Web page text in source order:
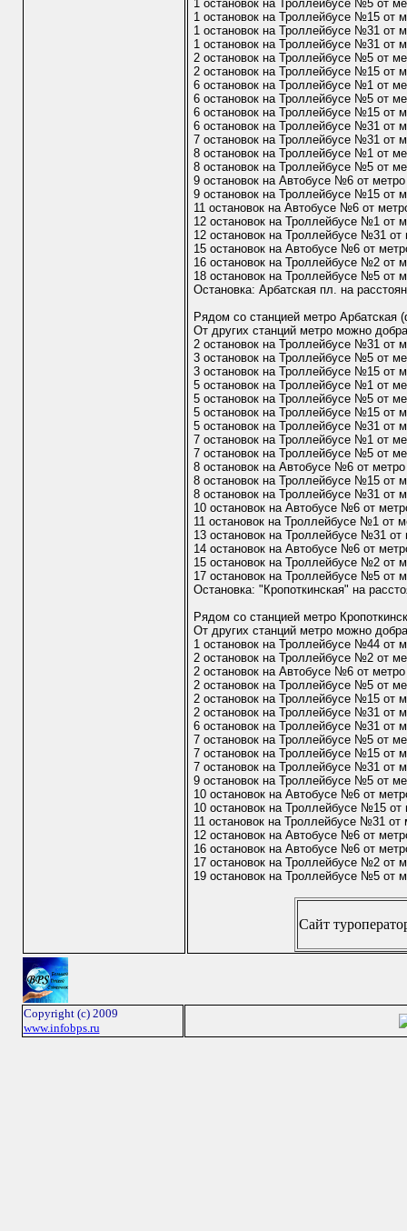
1 остановок на Троллейбусе №5 от
1 остановок на Троллейбусе №15 от
1 остановок на Троллейбусе №31 от
1 остановок на Троллейбусе №31 от
2 остановок на Троллейбусе №5 от
2 остановок на Троллейбусе №15 от
6 остановок на Троллейбусе №1 от
6 остановок на Троллейбусе №5 от
6 остановок на Троллейбусе №15 от
6 остановок на Троллейбусе №31 от
7 остановок на Троллейбусе №31 от
8 остановок на Троллейбусе №1 от
8 остановок на Троллейбусе №5 от
9 остановок на Автобусе №6 от метро
9 остановок на Троллейбусе №15 от
11 остановок на Автобусе №6 от
12 остановок на Троллейбусе №1 от
12 остановок на Троллейбусе №31
15 остановок на Автобусе №6 от
16 остановок на Троллейбусе №2 от
18 остановок на Троллейбусе №5 от
Остановка: Арбатская пл. на
Рядом со станцией метро Арбатская
От других станций метро можно
2 остановок на Троллейбусе №31 от
3 остановок на Троллейбусе №5 от
3 остановок на Троллейбусе №15 от
5 остановок на Троллейбусе №1 от
5 остановок на Троллейбусе №5 от
5 остановок на Троллейбусе №15 от
5 остановок на Троллейбусе №31 от
7 остановок на Троллейбусе №1 от
7 остановок на Троллейбусе №5 от
8 остановок на Автобусе №6 от метро
8 остановок на Троллейбусе №15 от
8 остановок на Троллейбусе №31 от
10 остановок на Автобусе №6 от
11 остановок на Троллейбусе №1 от
13 остановок на Троллейбусе №31
14 остановок на Автобусе №6 от
15 остановок на Троллейбусе №2 от
17 остановок на Троллейбусе №5 от
Остановка: "Кропоткинская" на
Рядом со станцией метро
От других станций метро можно
1 остановок на Троллейбусе №44 от
2 остановок на Троллейбусе №2 от
2 остановок на Автобусе №6 от
2 остановок на Троллейбусе №5 от
2 остановок на Троллейбусе №15 от
2 остановок на Троллейбусе №31 от
6 остановок на Троллейбусе №31 от
7 остановок на Троллейбусе №5 от
7 остановок на Троллейбусе №15 от
7 остановок на Троллейбусе №31 от
9 остановок на Троллейбусе №5 от
10 остановок на Автобусе №6 от
10 остановок на Троллейбусе №15
11 остановок на Троллейбусе №31 от
12 остановок на Автобусе №6 от
16 остановок на Автобусе №6 от
17 остановок на Троллейбусе №2 от
19 остановок на Троллейбусе №5 от
Сайт
Copyright (c) 2009
www.infobps.ru